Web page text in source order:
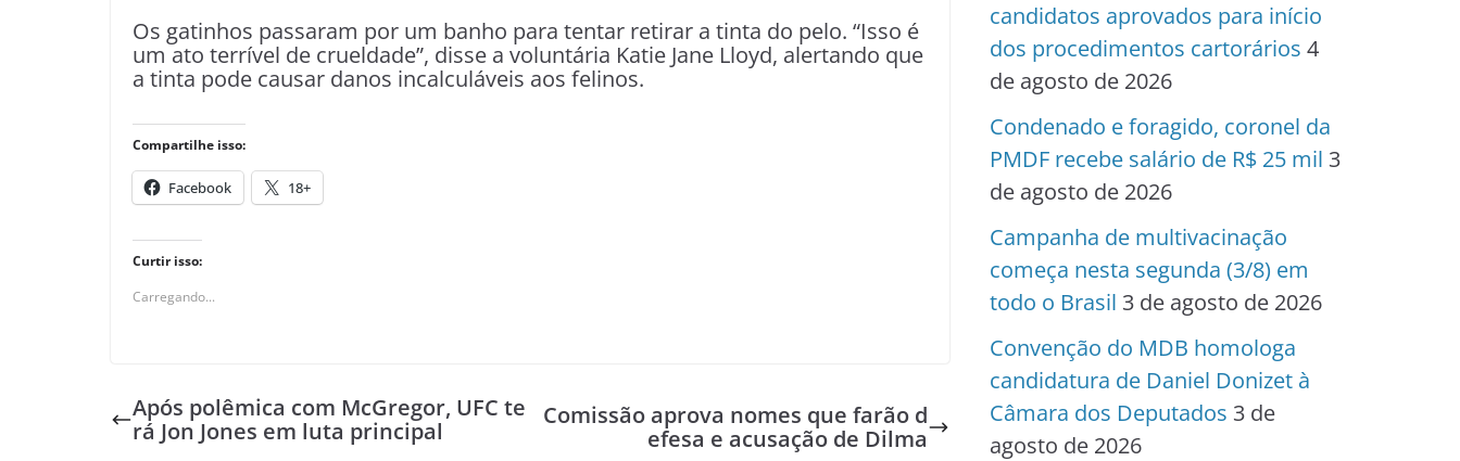
Os gatinhos passaram por um banho para tentar retirar a tinta do pelo. “Isso é
um ato terrível de crueldade”, disse a voluntária Katie Jane Lloyd, alertando que
a tinta pode causar danos incalculáveis aos felinos.
Compartilhe isso:
Facebook 18+
Curtir isso:
Carregando...
Após polêmica com McGregor, UFC te
rá Jon Jones em luta principal
Comissão aprova nomes que farão d
efesa e acusação de Dilma
candidatos aprovados para início
dos procedimentos cartorários 4
de agosto de 2026
Condenado e foragido, coronel da
PMDF recebe salário de R$ 25 mil 3
de agosto de 2026
Campanha de multivacinação
começa nesta segunda (3/8) em
todo o Brasil 3 de agosto de 2026
Convenção do MDB homologa
candidatura de Daniel Donizet à
Câmara dos Deputados 3 de
agosto de 2026